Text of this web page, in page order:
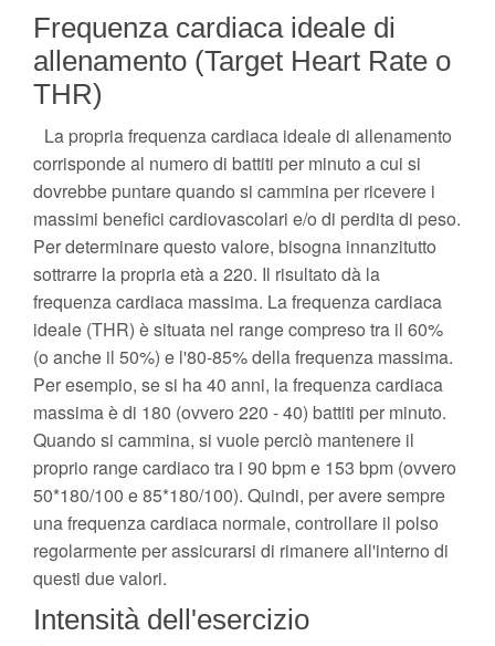
Frequenza cardiaca ideale di
allenamento (Target Heart Rate o
THR)
La propria frequenza cardiaca ideale di allenamento
corrisponde al numero di battiti per minuto a cui si
dovrebbe puntare quando si cammina per ricevere i
massimi benefici cardiovascolari e/o di perdita di peso.
Per determinare questo valore, bisogna innanzitutto
sottrarre la propria età a 220. Il risultato dà la
frequenza cardiaca massima. La frequenza cardiaca
ideale (THR) è situata nel range compreso tra il 60%
(o anche il 50%) e l'80-85% della frequenza massima.
Per esempio, se si ha 40 anni, la frequenza cardiaca
massima è di 180 (ovvero 220 - 40) battiti per minuto.
Quando si cammina, si vuole perciò mantenere il
proprio range cardiaco tra i 90 bpm e 153 bpm (ovvero
50*180/100 e 85*180/100). Quindi, per avere sempre
una frequenza cardiaca normale, controllare il polso
regolarmente per assicurarsi di rimanere all'interno di
questi due valori.
Intensità dell'esercizio